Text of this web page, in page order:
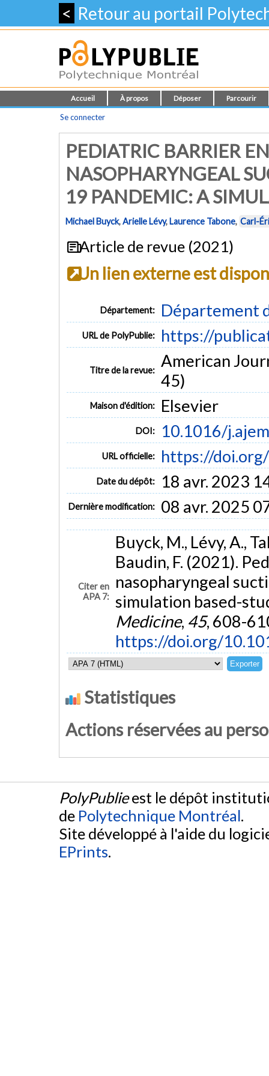
< Retour au portail
Accueil À propos Déposer Parcourir
Se connecter
PEDIATRIC BARRIER
NASOPHARYNGEAL
19 PANDEMIC: A
Michael Buyck,Arielle Lévy,Laurence Tabone, Carl-
Article de revue (2021)
Un lien externe est
Département: Département
URL de PolyPublie: https://
Titre de la revue: American
45)
Maison d'édition: Elsevier
DOI: 10.1016/
URL officielle: https://
Date du dépôt: 18 avr. 2023
Dernière modification: 08 avr. 2025
Citer en
APA 7:
Buyck, M., Lévy, A.,
Baudin, F. (2021).
nasopharyngeal
simulation based-
Medicine, 45, 608-
https://doi.org/
Statistiques
Actions réservées au
PolyPublieest le dépôt
de Polytechnique Montréal.
Site développé à l'aide du
EPrints.